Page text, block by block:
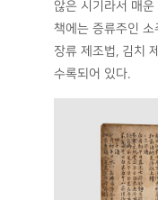
않은 시기라서 매운
책에는 증류주인
장류 제조법, 김치
수록되어 있다.